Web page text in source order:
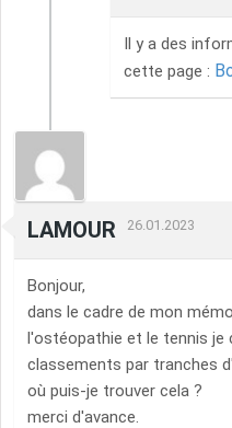
Il y a des
cette page :
LAMOUR 26.01.2023
Bonjour,
dans le cadre de mon
l'ostéopathie et le tennis je
classements par tranches
où puis-je trouver cela ?
merci d'avance.